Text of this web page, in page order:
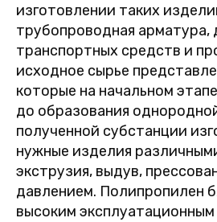
изготовлении таких
трубопроводная арматура,
транспортных средств и
исходное сырье
которые на начальном
до образования
полученной субстанции
нужные изделия
экструзия, выдув,
давлением. Полипропилен
высоким